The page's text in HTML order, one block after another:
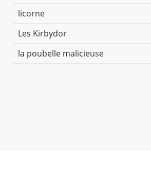
licorne
Les Kirbydor
la poubelle malicieuse